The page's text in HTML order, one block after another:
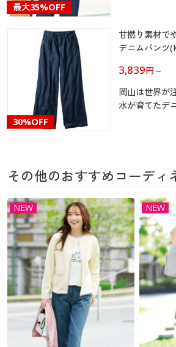
会員メニュー
マイページ
閲覧履歴
お気に入り
ご利用ガイド
よくある質問とお問い合わせ
マイページ
閲覧履歴
お気に入り
サポート
よくある質問とお問い合わせ
最大35%OFF
甘撚り素材で
デニムパンツ
30%OFF
3,839円 ～
岡山は世界が
水が育てたデ
その他のおすすめコーディ
NEW NEW